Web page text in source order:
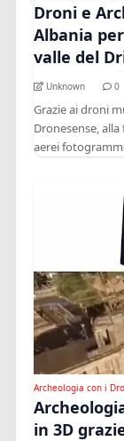
Droni e
Albania
valle del
Unknown 0
Grazie ai droni
Dronesense,
aerei
Archeologia con i
in 3D